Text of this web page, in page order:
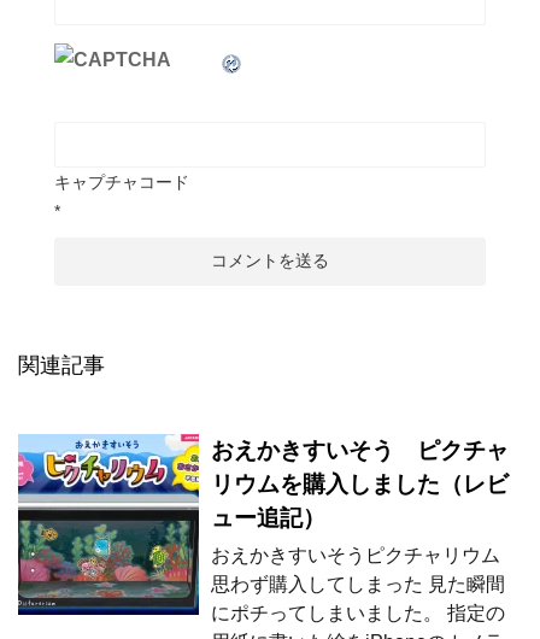
キャプチャコード
*
関連記事
おえかきすいそう ピクチャ
リウムを購入しました（レビ
ュー追記）
おえかきすいそうピクチャリウム
思わず購入してしまった 見た瞬間
にポチってしまいました。 指定の